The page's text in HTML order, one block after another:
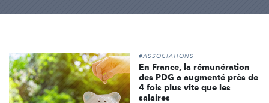
#ASSOCIATIONS
En France, la rémunération
des PDG a augmenté près de
4 fois plus vite que les
salaires